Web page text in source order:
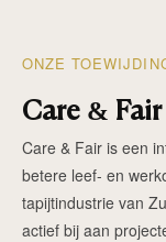
ONZE
Care & Fair
Care & Fair is een
betere leef- en
tapijtindustrie van
actief bij aan